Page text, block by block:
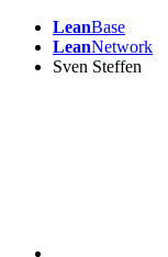
LeanBase
LeanNetwork
Sven Steffen